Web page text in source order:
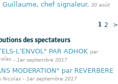
Guillaume, chef signaleur. 30 août
1 2 >
des spectateurs
L’ENVOL" PAR ADHOK par
- 1er septembre 2017
MODERATION" par REVERBERE
Nicolas - 1er septembre 2017